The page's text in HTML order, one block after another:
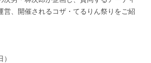
営、開催されるコザ・てるりん祭りをご紹